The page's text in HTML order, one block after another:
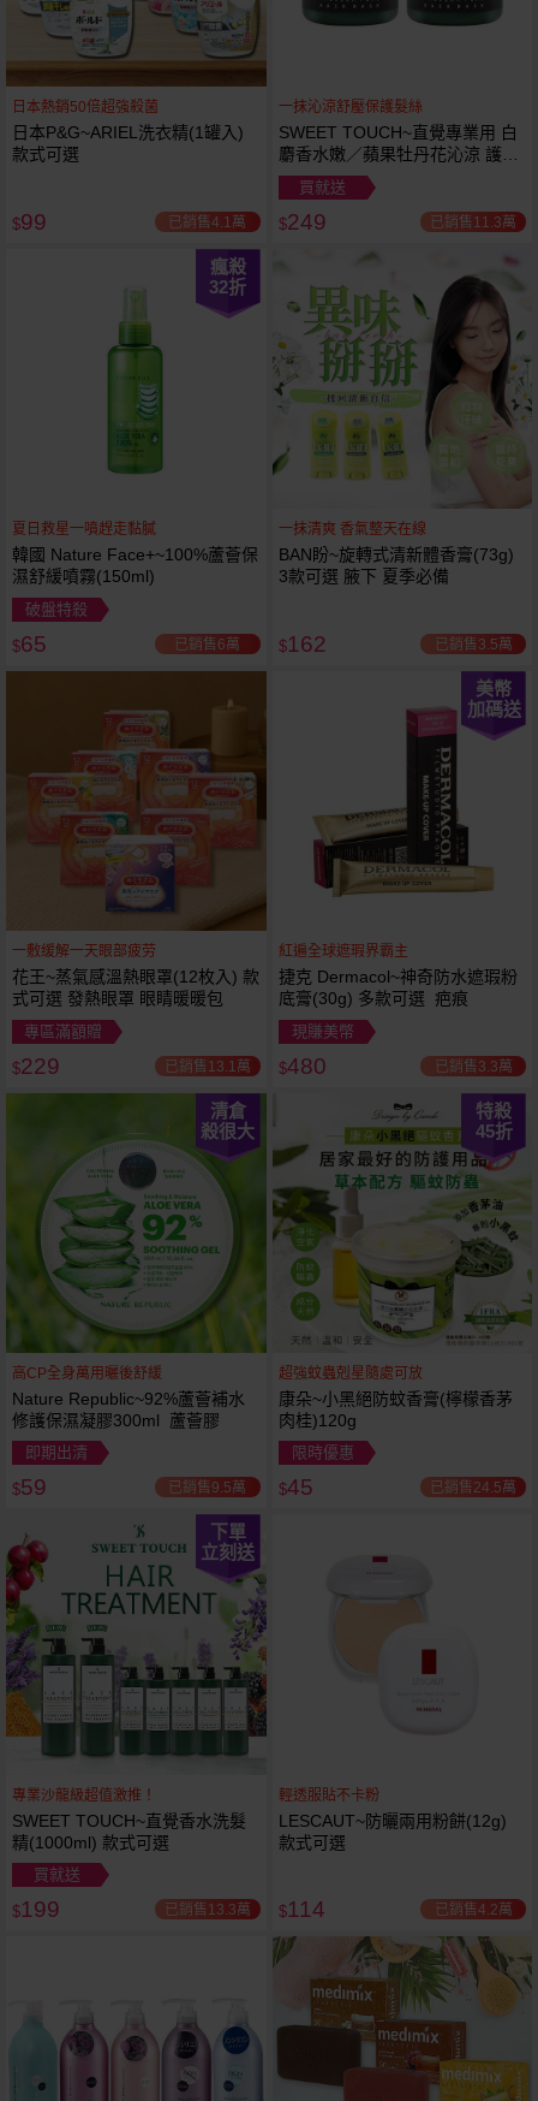
日本熱銷50倍超強殺菌
日本P&G~ARIEL洗衣精(1罐入)
款式可選
$99 已銷售4.1萬
一抹沁涼舒壓保護髮絲
SWEET TOUCH~直覺專業用 白
麝香水嫩／蘋果牡丹花沁涼 護髮
膜(1000ml) 款式可選 全新包裝
買就送
$249 已銷售11.3萬
瘋殺
32折
夏日救星一噴趕走黏膩
韓國 Nature Face+~100%蘆薈保
濕舒緩噴霧(150ml)
破盤特殺
$65 已銷售6萬
一抹清爽 香氣整天在線
BAN盼~旋轉式清新體香膏(73g)
3款可選 腋下 夏季必備
$162 已銷售3.5萬
一敷缓解一天眼部疲劳
花王~蒸氣感溫熱眼罩(12枚入) 款
式可選 發熱眼罩 眼睛暖暖包
專區滿額贈
$229 已銷售13.1萬
美幣
加碼送
紅遍全球遮瑕界霸主
捷克 Dermacol~神奇防水遮瑕粉
底膏(30g) 多款可選 疤痕
現賺美幣
$480 已銷售3.3萬
清倉
殺很大
高CP全身萬用曬後舒緩
Nature Republic~92%蘆薈補水
修護保濕凝膠300ml 蘆薈膠
即期出清
$59 已銷售9.5萬
特殺
45折
超強蚊蟲剋星隨處可放
康朵~小黑絕防蚊香膏(檸檬香茅
肉桂)120g
限時優惠
$45 已銷售24.5萬
下單
立刻送
專業沙龍級超值激推！
SWEET TOUCH~直覺香水洗髮
精(1000ml) 款式可選
買就送
$199 已銷售13.3萬
輕透服貼不卡粉
LESCAUT~防曬兩用粉餅(12g)
款式可選
$114 已銷售4.2萬